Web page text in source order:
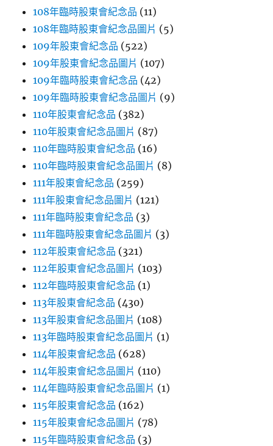
108年臨時股東會紀念品 (11)
108年臨時股東會紀念品圖片 (5)
109年股東會紀念品 (522)
109年股東會紀念品圖片 (107)
109年臨時股東會紀念品 (42)
109年臨時股東會紀念品圖片 (9)
110年股東會紀念品 (382)
110年股東會紀念品圖片 (87)
110年臨時股東會紀念品 (16)
110年臨時股東會紀念品圖片 (8)
111年股東會紀念品 (259)
111年股東會紀念品圖片 (121)
111年臨時股東會紀念品 (3)
111年臨時股東會紀念品圖片 (3)
112年股東會紀念品 (321)
112年股東會紀念品圖片 (103)
112年臨時股東會紀念品 (1)
113年股東會紀念品 (430)
113年股東會紀念品圖片 (108)
113年臨時股東會紀念品圖片 (1)
114年股東會紀念品 (628)
114年股東會紀念品圖片 (110)
114年臨時股東會紀念品圖片 (1)
115年股東會紀念品 (162)
115年股東會紀念品圖片 (78)
115年臨時股東會紀念品 (3)